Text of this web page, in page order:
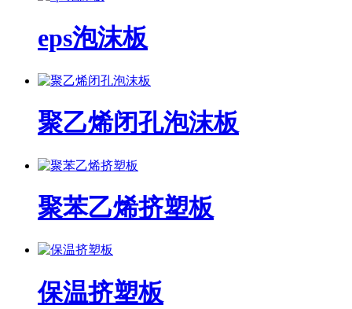
eps泡沫板
聚乙烯闭孔泡沫板
聚苯乙烯挤塑板
保温挤塑板